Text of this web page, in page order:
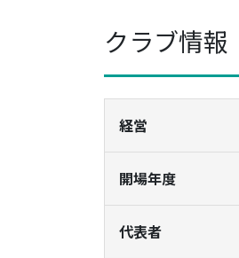
クラブ情報
経営
開場年度
代表者